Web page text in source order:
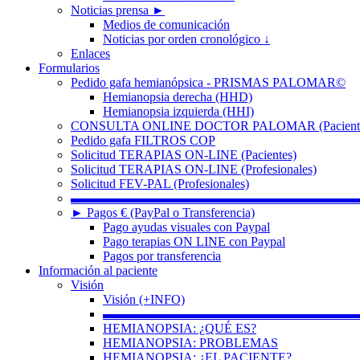
Noticias prensa ►
Medios de comunicación
Noticias por orden cronológico ↓
Enlaces
Formularios
Pedido gafa hemianópsica - PRISMAS PALOMAR©
Hemianopsia derecha (HHD)
Hemianopsia izquierda (HHI)
CONSULTA ONLINE DOCTOR PALOMAR
Pedido gafa FILTROS COP
Solicitud TERAPIAS ON-LINE (Pacientes)
Solicitud TERAPIAS ON-LINE (Profesionales)
Solicitud FEV-PAL (Profesionales)
► Pagos € (PayPal o Transferencia)
Pago ayudas visuales con Paypal
Pago terapias ON LINE con Paypal
Pagos por transferencia
Información al paciente
Visión
Visión (+INFO)
HEMIANOPSIA: ¿QUÉ ES?
HEMIANOPSIA: PROBLEMAS
HEMIANOPSIA: ¿EL PACIENTE?